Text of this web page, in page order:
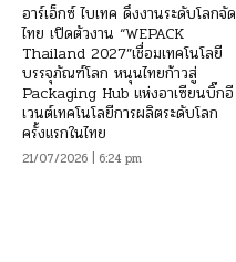
อาร์เอ็กซ์ ไบเทค ดึงงานระดับโลกจัด
ไทย เปิดตัวงาน “WEPACK
Thailand 2027”เชื่อมเทคโนโลยี
บรรจุภัณฑ์โลก หนุนไทยก้าวสู่
Packaging Hub แห่งอาเซียนบิ๊กอี
เวนต์เทคโนโลยีการผลิตระดับโลก
ครั้งแรกในไทย
21/07/2026 | 6:24 pm